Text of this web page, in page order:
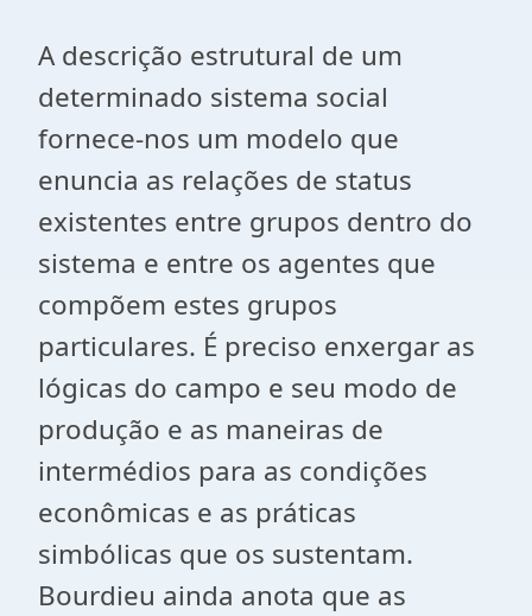
A descrição estrutural de um
determinado sistema social
fornece-nos um modelo que
enuncia as relações de status
existentes entre grupos dentro do
sistema e entre os agentes que
compõem estes grupos
particulares. É preciso enxergar as
lógicas do campo e seu modo de
produção e as maneiras de
intermédios para as condições
econômicas e as práticas
simbólicas que os sustentam.
Bourdieu ainda anota que as